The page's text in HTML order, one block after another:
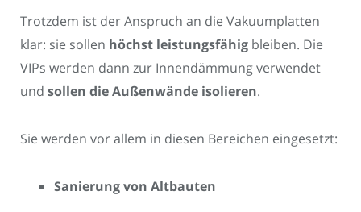
Trotzdem ist der Anspruch an die Vakuumplatten
klar: sie sollen höchst leistungsfähig bleiben. Die
VIPs werden dann zur Innendämmung verwendet
und sollen die Außenwände isolieren.
Sie werden vor allem in diesen Bereichen eingesetzt:
Sanierung von Altbauten